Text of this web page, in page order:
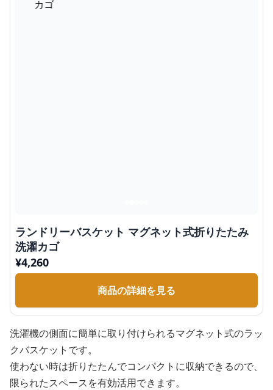
ランドリーバスケット マグネット式折りたたみ
洗濯カゴ
¥4,260
商品の詳細を見る
洗濯機の側面に簡単に取り付けられるマグネット式のラッ
クバスケットです。
使わない時は折りたたんでコンパクトに収納できるので、
限られたスペースを有効活用できます。